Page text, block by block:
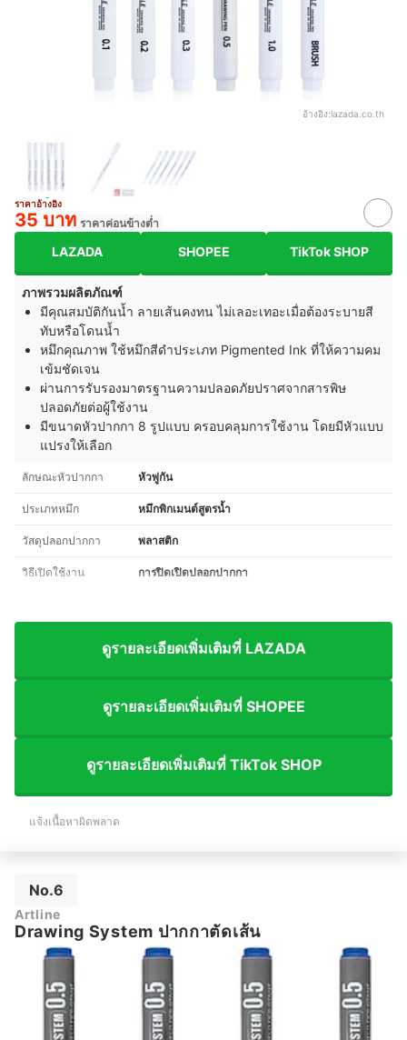
อ้างอิง:lazada.co.th
ราคาอ้างอิง
35 บาท ราคาค่อนข้างต่ำ
LAZADA SHOPEE TikTok SHOP
ภาพรวมผลิตภัณฑ์
มีคุณสมบัติกันน้ำ ลายเส้นคงทน ไม่เลอะเทอะเมื่อต้องระบายสี
ทับหรือโดนน้ำ
หมึกคุณภาพ ใช้หมึกสีดำประเภท Pigmented Ink ที่ให้ความคม
เข้มชัดเจน
ผ่านการรับรองมาตรฐานความปลอดภัยปราศจากสารพิษ
ปลอดภัยต่อผู้ใช้งาน
มีขนาดหัวปากกา 8 รูปแบบ ครอบคลุมการใช้งาน โดยมีหัวแบบ
แปรงให้เลือก
ลักษณะหัวปากกา หัวพู่กัน
ประเภทหมึก หมึกพิกเมนต์สูตรน้ำ
วัสดุปลอกปากกา พลาสติก
วิธีเปิดใช้งาน การปิดเปิดปลอกปากกา
ดูรายละเอียดเพิ่มเติมที่ LAZADA
ดูรายละเอียดเพิ่มเติมที่ SHOPEE
ดูรายละเอียดเพิ่มเติมที่ TikTok SHOP
แจ้งเนื้อหาผิดพลาด
No.6
Artline
Drawing System ปากกาตัดเส้น